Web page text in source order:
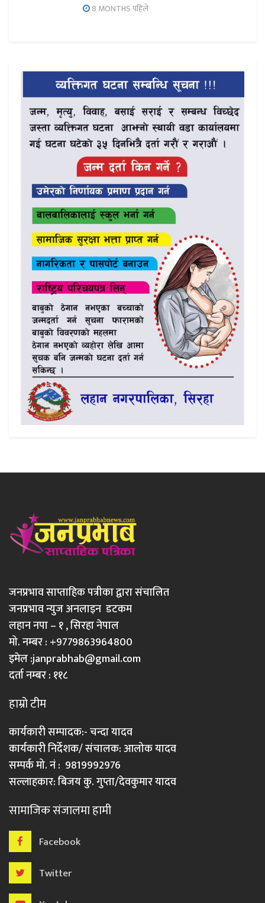
8 MONTHS पहिले
जनप्रभाव साप्ताहिक पत्रीका द्वारा संचालित
जनप्रभाव न्युज अनलाइन डटकम
लहान नपा – १ , सिरहा नेपाल
मो. नम्बर : +9779863964800
इमेल :janprabhab@gmail.com
दर्ता नम्बर : ११८
हाम्रो टीम
कार्यकारी सम्पादक:- चन्दा यादव
कार्यकारी निर्देशक/ संचालक: आलोक यादव
सम्पर्क मो. नं : 9819992976
सल्लाहकार: बिजय कु. गुप्ता/देवकुमार यादव
सामाजिक संजालमा हामी
Facebook
Twitter